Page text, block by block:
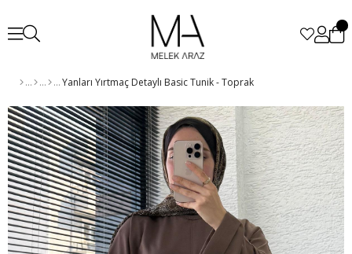
Yanları Yırtmaç Detaylı Basic Tunik - Toprak